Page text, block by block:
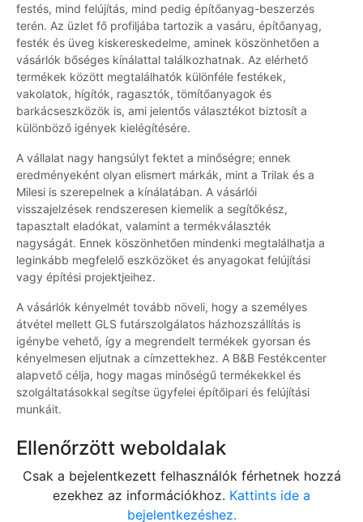
festés, mind felújítás, mind pedig építőanyag-beszerzés
terén. Az üzlet fő profiljába tartozik a vasáru, építőanyag,
festék és üveg kiskereskedelme, aminek köszönhetően a
vásárlók bőséges kínálattal találkozhatnak. Az elérhető
termékek között megtalálhatók különféle festékek,
vakolatok, hígítók, ragasztók, tömítőanyagok és
barkácseszközök is, ami jelentős választékot biztosít a
különböző igények kielégítésére.
A vállalat nagy hangsúlyt fektet a minőségre; ennek
eredményeként olyan elismert márkák, mint a Trilak és a
Milesi is szerepelnek a kínálatában. A vásárlói
visszajelzések rendszeresen kiemelik a segítőkész,
tapasztalt eladókat, valamint a termékválaszték
nagyságát. Ennek köszönhetően mindenki megtalálhatja a
leginkább megfelelő eszközöket és anyagokat felújítási
vagy építési projektjeihez.
A vásárlók kényelmét tovább növeli, hogy a személyes
átvétel mellett GLS futárszolgálatos házhozszállítás is
igénybe vehető, így a megrendelt termékek gyorsan és
kényelmesen eljutnak a címzettekhez. A B&B Festékcenter
alapvető célja, hogy magas minőségű termékekkel és
szolgáltatásokkal segítse ügyfelei építőipari és felújítási
munkáit.
Ellenőrzött weboldalak
Csak a bejelentkezett felhasználók férhetnek hozzá
ezekhez az információkhoz. Kattints ide a
bejelentkezéshez.